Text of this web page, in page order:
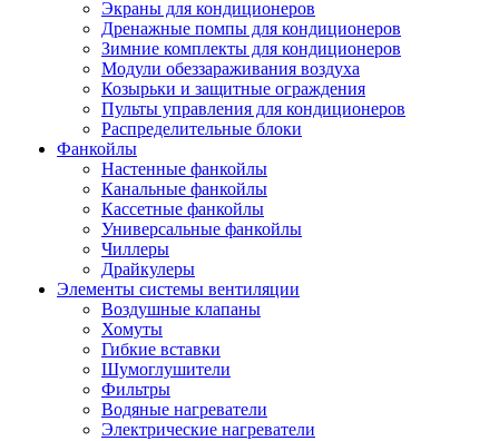
Экраны для кондиционеров
Дренажные помпы для кондиционеров
Зимние комплекты для кондиционеров
Модули обеззараживания воздуха
Козырьки и защитные ограждения
Пульты управления для кондиционеров
Распределительные блоки
Фанкойлы
Настенные фанкойлы
Канальные фанкойлы
Кассетные фанкойлы
Универсальные фанкойлы
Чиллеры
Драйкулеры
Элементы системы вентиляции
Воздушные клапаны
Хомуты
Гибкие вставки
Шумоглушители
Фильтры
Водяные нагреватели
Электрические нагреватели